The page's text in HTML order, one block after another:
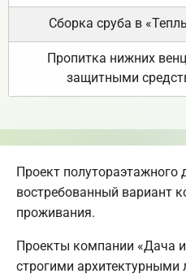
Сборка сруба в
Пропитка нижних
защитными
Проект полутораэтажного
востребованный вариант
проживания.
Проекты компании «Дача
строгими